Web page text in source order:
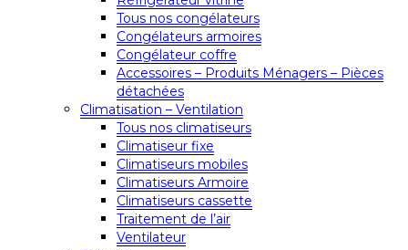
Tous nos congélateurs
Congélateurs armoires
Congélateur coffre
Accessoires – Produits Ménagers – Pièces
détachées
Climatisation – Ventilation
Tous nos climatiseurs
Climatiseur fixe
Climatiseurs mobiles
Climatiseurs Armoire
Climatiseurs cassette
Traitement de l’air
Ventilateur